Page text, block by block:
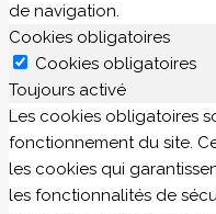
de navigation.
Cookies obligatoires
Cookies obligatoires
Toujours activé
Les cookies obligatoires
fonctionnement du site.
les cookies qui
les fonctionnalités de